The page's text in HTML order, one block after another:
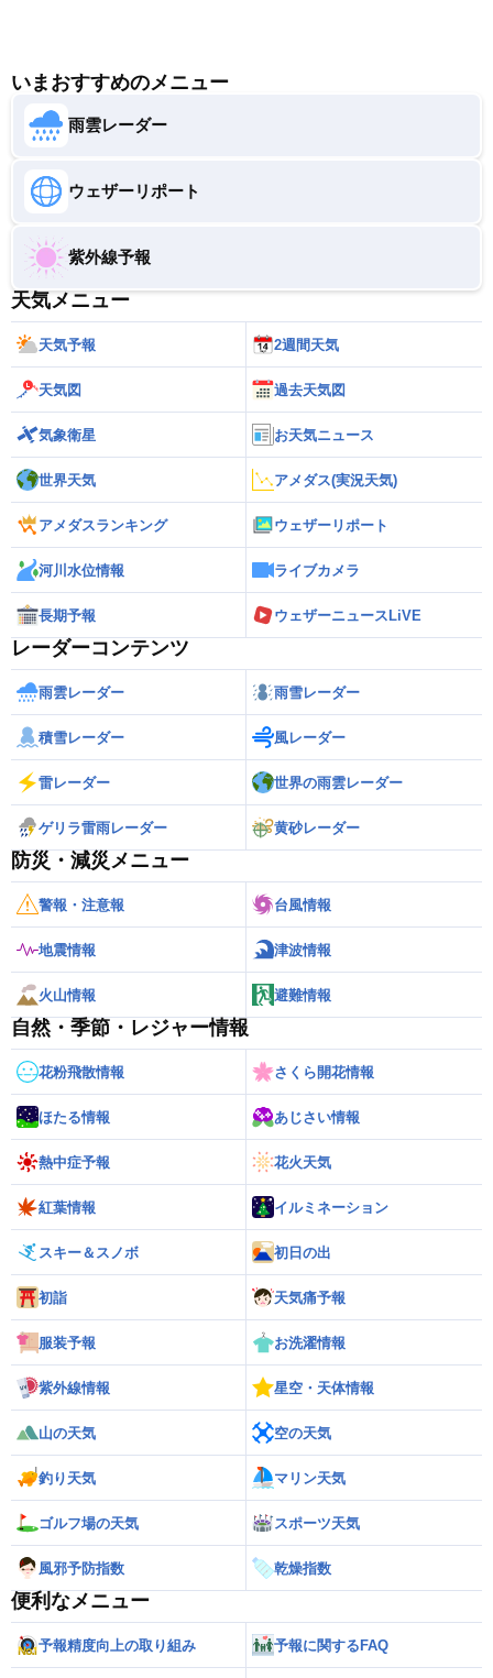
いまおすすめのメニュー
雨雲レーダー
ウェザーリポート
紫外線予報
天気メニュー
天気予報 2週間天気
天気図 過去天気図
気象衛星 お天気ニュース
世界天気 アメダス(実況天気)
アメダスランキング ウェザーリポート
河川水位情報 ライブカメラ
長期予報 ウェザーニュースLiVE
レーダーコンテンツ
雨雲レーダー 雨雪レーダー
積雪レーダー 風レーダー
雷レーダー 世界の雨雲レーダー
ゲリラ雷雨レーダー 黄砂レーダー
防災・減災メニュー
警報・注意報 台風情報
地震情報 津波情報
火山情報 避難情報
自然・季節・レジャー情報
花粉飛散情報 さくら開花情報
ほたる情報 あじさい情報
熱中症予報 花火天気
紅葉情報 イルミネーション
スキー＆スノボ 初日の出
初詣 天気痛予報
服装予報 お洗濯情報
紫外線情報 星空・天体情報
山の天気 空の天気
釣り天気 マリン天気
ゴルフ場の天気 スポーツ天気
風邪予防指数 乾燥指数
便利なメニュー
予報精度向上の取り組み 予報に関するFAQ